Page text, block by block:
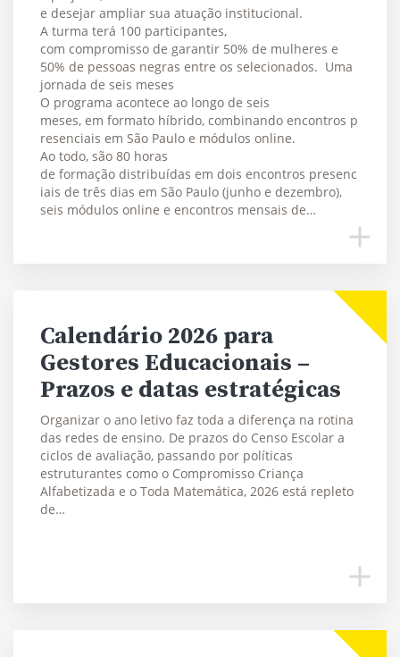
e desejar ampliar sua atuação institucional.
A turma terá 100 participantes,
com compromisso de garantir 50% de mulheres e
50% de pessoas negras entre os selecionados. Uma
jornada de seis meses
O programa acontece ao longo de seis
meses, em formato híbrido, combinando encontros p
resenciais em São Paulo e módulos online.
Ao todo, são 80 horas
de formação distribuídas em dois encontros presenc
iais de três dias em São Paulo (junho e dezembro),
seis módulos online e encontros mensais de…
Calendário 2026 para
Gestores Educacionais –
Prazos e datas estratégicas
Organizar o ano letivo faz toda a diferença na rotina
das redes de ensino. De prazos do Censo Escolar a
ciclos de avaliação, passando por políticas
estruturantes como o Compromisso Criança
Alfabetizada e o Toda Matemática, 2026 está repleto
de…